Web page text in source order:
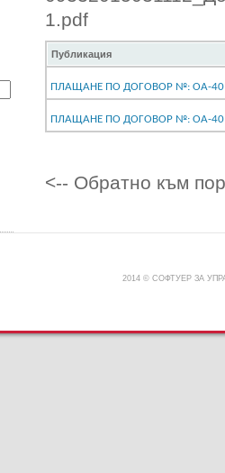
1.pdf
Публикация
ПЛАЩАНЕ ПО ДОГОВОР №: ОА-40
ПЛАЩАНЕ ПО ДОГОВОР №: ОА-40
<-- Обратно към
2014 © СОФТУЕР ЗА